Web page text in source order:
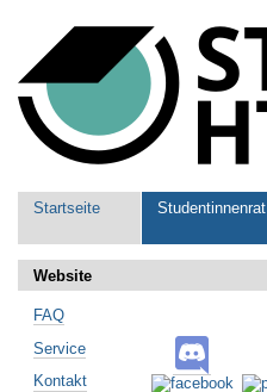
Werkzeuge
Sektionen
Startseite Studentinnenrat
Website
FAQ
Service
Kontakt